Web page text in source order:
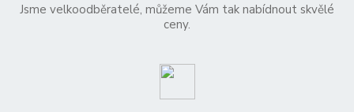
Jsme velkoodběratelé, můžeme Vám tak nabídnout skvělé
ceny.